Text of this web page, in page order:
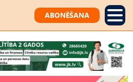
ABONĒŠANA